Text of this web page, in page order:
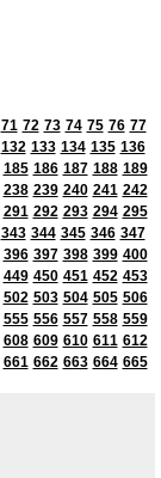
71 72 73 74 75 76 77
132 133 134 135 136
185 186 187 188 189
238 239 240 241 242
291 292 293 294 295
343 344 345 346 347
396 397 398 399 400
449 450 451 452 453
502 503 504 505 506
555 556 557 558 559
608 609 610 611 612
661 662 663 664 665